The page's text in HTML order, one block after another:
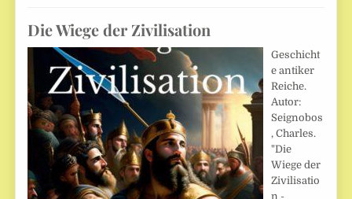
Die Wiege der Zivilisation
Geschicht
e antiker
Reiche.
Autor:
Seignobos
, Charles.
"Die
Wiege der
Zivilisatio
n -